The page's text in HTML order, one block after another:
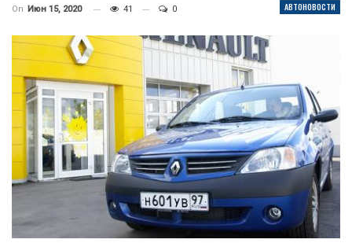
АВТОНОВОСТИ
On Июн 15, 2020 41 0